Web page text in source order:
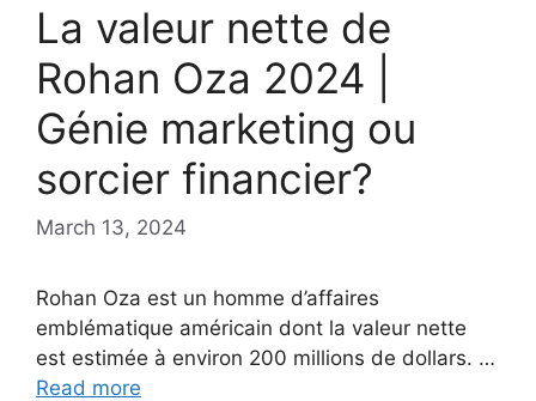
La valeur nette de
Rohan Oza 2024 |
Génie marketing ou
sorcier financier?
March 13, 2024
Rohan Oza est un homme d’affaires
emblématique américain dont la valeur nette
est estimée à environ 200 millions de dollars. …
Read more